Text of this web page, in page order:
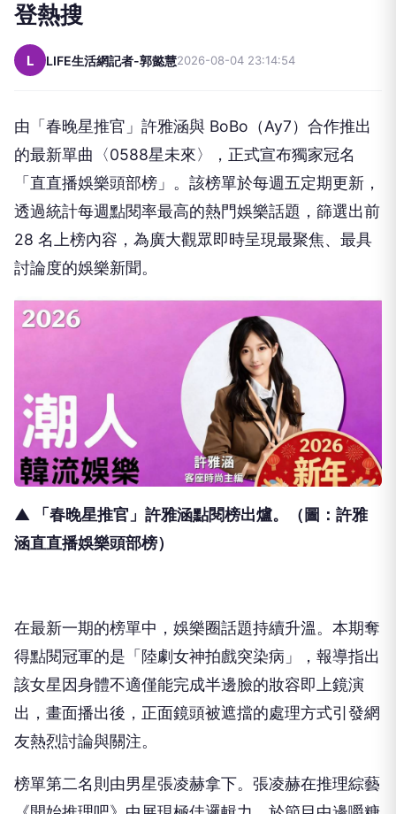
登熱搜
L LIFE生活網記者-郭懿慧2026-08-04 23:14:54
由「春晚星推官」許雅涵與 BoBo（Ay7）合作推出
的最新單曲〈0588星未來〉，正式宣布獨家冠名
「直直播娛樂頭部榜」。該榜單於每週五定期更新，
透過統計每週點閱率最高的熱門娛樂話題，篩選出前
28 名上榜內容，為廣大觀眾即時呈現最聚焦、最具
討論度的娛樂新聞。
▲ 「春晚星推官」許雅涵點閱榜出爐。（圖：許雅
涵直直播娛樂頭部榜）
在最新一期的榜單中，娛樂圈話題持續升溫。本期奪
得點閱冠軍的是「陸劇女神拍戲突染病」，報導指出
該女星因身體不適僅能完成半邊臉的妝容即上鏡演
出，畫面播出後，正面鏡頭被遮擋的處理方式引發網
友熱烈討論與關注。
榜單第二名則由男星張凌赫拿下。張凌赫在推理綜藝